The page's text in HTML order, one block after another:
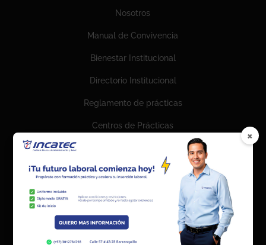
Nosotros
Manual de Convivencia
Bienestar Institucional
Directorio Institucional
Reglamento de prácticas
Centros de Prácticas
Preguntas Frecuentes
Política de Tratamiento Datos Personales
Términos y condiciones
×